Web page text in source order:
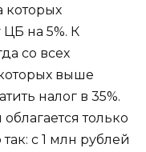
которых
на 5%. К
со всех
выше
налог в 35%.
только
с 1 млн рублей